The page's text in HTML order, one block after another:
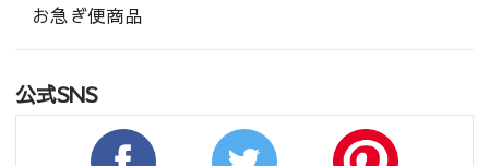
お急ぎ便商品
公式SNS